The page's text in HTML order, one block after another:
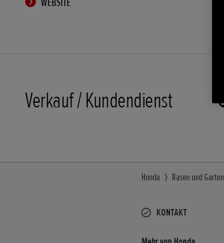
Verkauf / Kundendienst
Honda Rasen und Garten
KONTAKT